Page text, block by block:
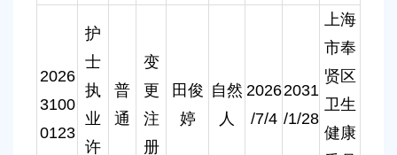
2026
3100
0123
护
士
执
业
许
普
通
变
更
注
册
田俊
婷
自然
人
2026
/7/4
2031
/1/28
上海
市奉
贤区
卫生
健康